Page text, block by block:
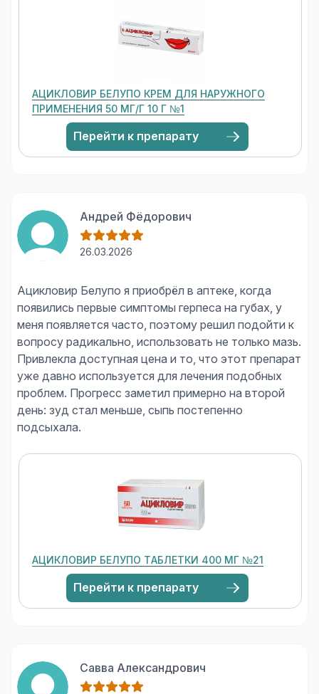
АЦИКЛОВИР БЕЛУПО КРЕМ ДЛЯ НАРУЖНОГО
ПРИМЕНЕНИЯ 50 МГ/Г 10 Г №1
Перейти к препарату
Андрей Фёдорович
26.03.2026
Ацикловир Белупо я приобрёл в аптеке, когда
появились первые симптомы герпеса на губах, у
меня появляется часто, поэтому решил подойти к
вопросу радикально, использовать не только мазь.
Привлекла доступная цена и то, что этот препарат
уже давно используется для лечения подобных
проблем. Прогресс заметил примерно на второй
день: зуд стал меньше, сыпь постепенно
АЦИКЛОВИР БЕЛУПО ТАБЛЕТКИ 400 МГ №21
Перейти к препарату
Савва Александрович